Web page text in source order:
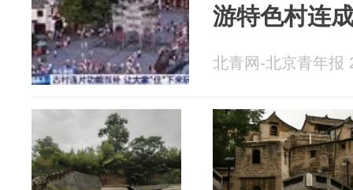
游特色村连
北青网-北京青年报